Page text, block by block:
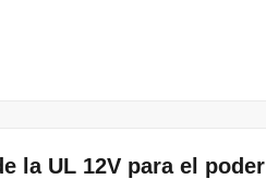
la UL 12V para el